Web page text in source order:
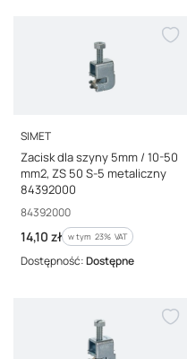
PRODUCENT
SIMET
Zacisk dla szyny 5mm / 10-50
mm2, ZS 50 S-5 metaliczny
84392000
Kod producenta
84392000
Cena brutto
14,10 zł w tym %s VAT
w tym 23% VAT
Dostępność:Dostępne